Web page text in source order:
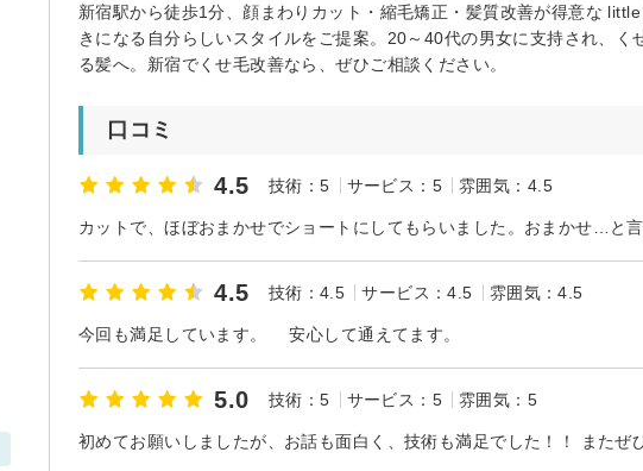
新宿駅から徒歩1分、顔まわりカット・縮毛矯正・髪質改善が得意な
きになる自分らしいスタイルをご提案。20～40代の男女に支持され、
る髪へ。新宿でくせ毛改善なら、ぜひご相談ください。
口コミ
4.5 技術：5 サービス：5 雰囲気：4.5
4.5 技術：4.5 サービス：4.5 雰囲気：4.5
今回も満足しています。 安心して通えてます。
5.0 技術：5 サービス：5 雰囲気：5
初めてお願いしましたが、お話も面白く、技術も満足でした！！ またぜ